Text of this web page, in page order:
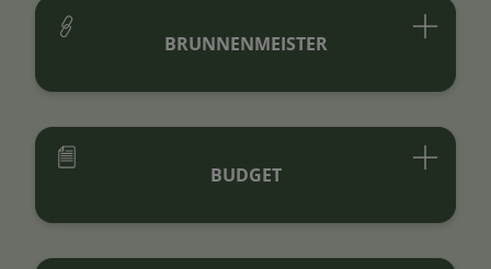
BRUNNENMEISTER
BUDGET